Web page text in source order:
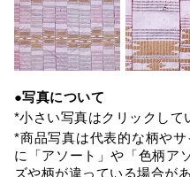
●写真について
*小さい写真はクリックして
*商品写真は代表的な柄や
に「アソート」や「色柄ア
ズや柄が違っている場合が